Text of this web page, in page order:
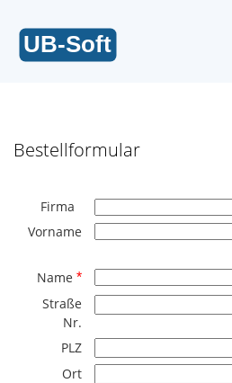
Bestellformular
Firma
Vorname
Name *
Straße
Nr.
PLZ
Ort